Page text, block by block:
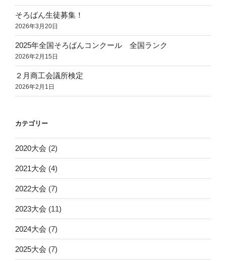
そろばん生徒募集！
2026年3月20日
2025年全国そろばんコンクール 全国ランク
2026年2月15日
２月商工会議所検定
2026年2月1日
カテゴリー
2020大会 (2)
2021大会 (4)
2022大会 (7)
2023大会 (11)
2024大会 (7)
2025大会 (7)